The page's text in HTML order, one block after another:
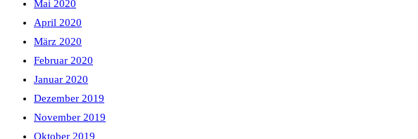
Mai 2020
April 2020
März 2020
Februar 2020
Januar 2020
Dezember 2019
November 2019
Oktober 2019